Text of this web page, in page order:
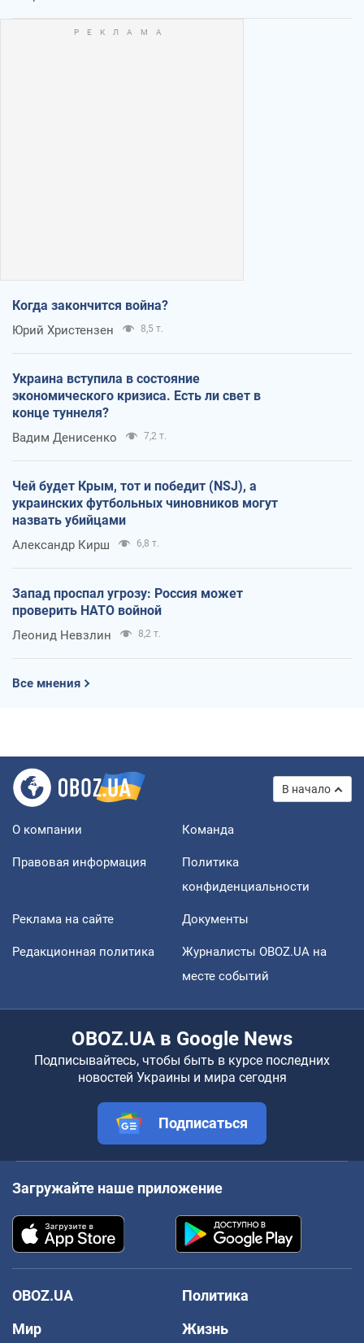
Когда закончится война?
Юрий Христензен 8,5 т.
Украина вступила в состояние
экономического кризиса. Есть ли свет в
конце туннеля?
Вадим Денисенко 7,2 т.
Чей будет Крым, тот и победит (NSJ), а
украинских футбольных чиновников могут
назвать убийцами
Александр Кирш 6,8 т.
Запад проспал угрозу: Россия может
проверить НАТО войной
Леонид Невзлин 8,2 т.
Все мнения
В начало
О компании Команда
Правовая информация
Политика
конфиденциальности
Реклама на сайте Документы
Редакционная политика
Журналисты OBOZ.UA на
месте событий
OBOZ.UA в Google News
Подписывайтесь, чтобы быть в курсе последних
новостей Украины и мира сегодня
Подписаться
Загружайте наше приложение
OBOZ.UA
Политика
Мир
Жизнь